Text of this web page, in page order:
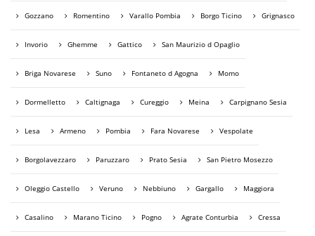
Gozzano Romentino Varallo Pombia Borgo Ticino Grignasco
Invorio Ghemme Gattico San Maurizio d Opaglio
Briga Novarese Suno Fontaneto d Agogna Momo
Dormelletto Caltignaga Cureggio Meina Carpignano Sesia
Lesa Armeno Pombia Fara Novarese Vespolate
Borgolavezzaro Paruzzaro Prato Sesia San Pietro Mosezzo
Oleggio Castello Veruno Nebbiuno Gargallo Maggiora
Casalino Marano Ticino Pogno Agrate Conturbia Cressa